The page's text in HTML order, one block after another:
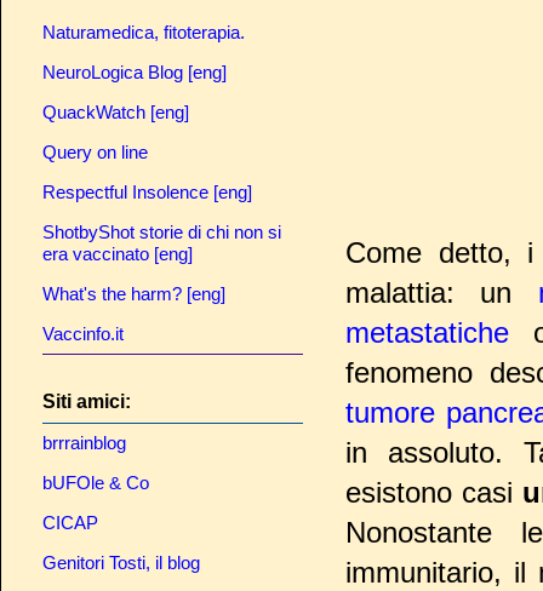
Come detto,
malattia: un
metastatiche
fenomeno
tumore
in assoluto.
esistono casi
Nonostante
immunitario, il
Naturamedica, fitoterapia.
NeuroLogica Blog [eng]
QuackWatch [eng]
Query on line
Respectful Insolence [eng]
ShotbyShot storie di chi non si
era vaccinato [eng]
What's the harm? [eng]
Vaccinfo.it
Siti amici:
brrrainblog
bUFOle & Co
CICAP
Genitori Tosti, il blog